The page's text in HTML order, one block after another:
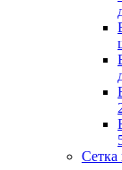
Сетка